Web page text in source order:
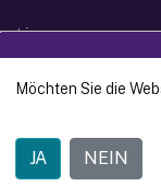
Dieser Inhalt
Citrix
Möchten Sie die
JA NEIN